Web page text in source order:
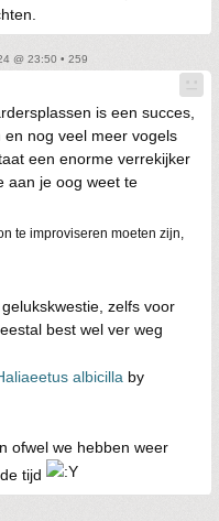
@ 23:50 • 259
is een succes,
nog veel meer vogels
een enorme verrekijker
aan je oog weet te
te improviseren moeten zijn,
zelfs voor
best wel ver weg
albicilla by
ofwel we hebben weer
tijd